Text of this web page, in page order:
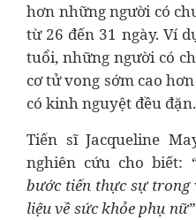
hơn những người có
từ 26 đến 31 ngày. Ví
tuổi, những người có
cơ tử vong sớm cao
có kinh nguyệt đều đặn.
Tiến sĩ Jacqueline
nghiên cứu cho biết:
bước tiến thực sự trong
liệu về sức khỏe phụ nữ”